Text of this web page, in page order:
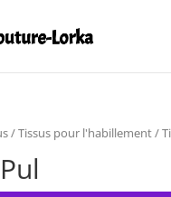
/Tissus pour l'habillement/